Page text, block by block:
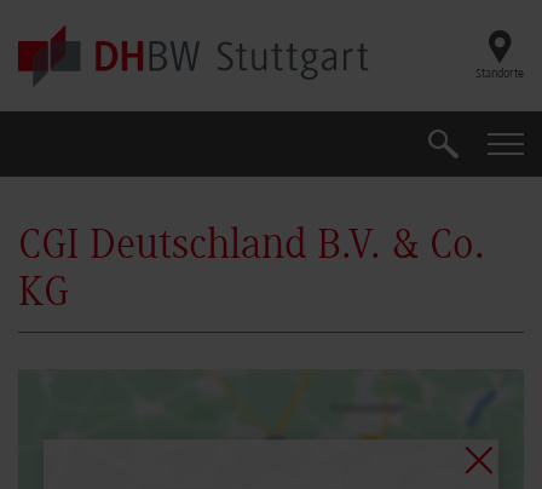
Skip to main content
Standorte
Suche
CGI Deutschland B.V. & Co.
KG